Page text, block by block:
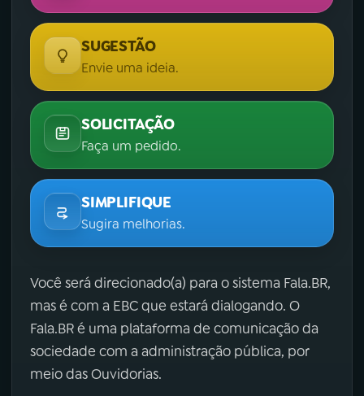
SUGESTÃO
Envie uma ideia.
SOLICITAÇÃO
Faça um pedido.
SIMPLIFIQUE
Sugira melhorias.
Você será direcionado(a) para o sistema Fala.BR,
mas é com a EBC que estará dialogando. O
Fala.BR é uma plataforma de comunicação da
sociedade com a administração pública, por
meio das Ouvidorias.